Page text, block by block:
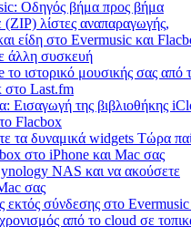
Οδηγός βήμα προς βήμα
λίστες αναπαραγωγής,
είδη στο Evermusic και
άλλη συσκευή
ιστορικό μουσικής σας από
στο Last.fm
Εισαγωγή της βιβλιοθήκης
Flacbox
τα δυναμικά widgets Τώρα
στο iPhone και Mac σας
NAS και να ακούσετε
σας
εκτός σύνδεσης στο
από το cloud σε